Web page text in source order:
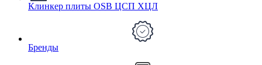
Клинкер плиты OSB ЦСП ХЦЛ
Бренды